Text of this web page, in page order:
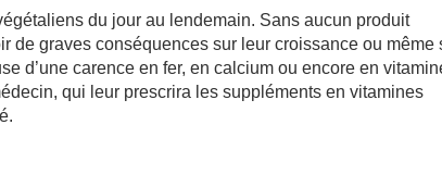
du jour au lendemain. Sans aucun produit
de graves conséquences sur leur croissance ou même
d’une carence en fer, en calcium ou encore en
qui leur prescrira les suppléments en vitamines